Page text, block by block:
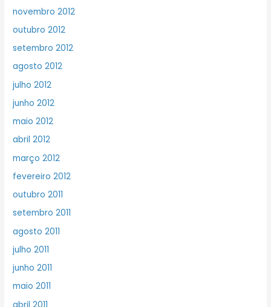
novembro 2012
outubro 2012
setembro 2012
agosto 2012
julho 2012
junho 2012
maio 2012
abril 2012
março 2012
fevereiro 2012
outubro 2011
setembro 2011
agosto 2011
julho 2011
junho 2011
maio 2011
abril 2011